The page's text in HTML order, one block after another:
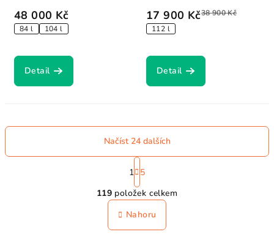
48 000 Kč
84 l 104 l
Detail
17 900 Kč38 900 Kč
112 l
Detail
O
v
l
á
Načíst 24 dalších
S
t
r
á
n
k
o
1 5
119 položek celkem
Nahoru